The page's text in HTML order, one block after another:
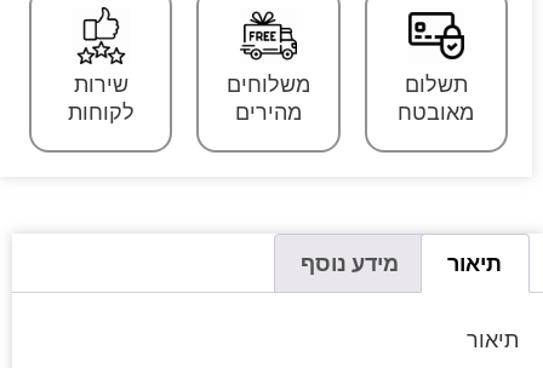
תשלום
מאובטח
משלוחים
מהירים
שירות
לקוחות
תיאור מידע נוסף
תיאור